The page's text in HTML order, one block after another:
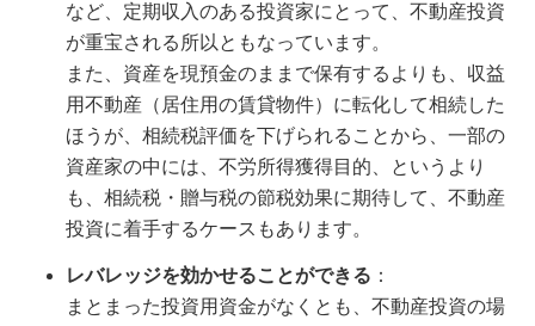
など、定期収入のある投資家にとって、不動産投資
が重宝される所以ともなっています。
また、資産を現預金のままで保有するよりも、収益
用不動産（居住用の賃貸物件）に転化して相続した
ほうが、相続税評価を下げられることから、一部の
資産家の中には、不労所得獲得目的、というより
も、相続税・贈与税の節税効果に期待して、不動産
投資に着手するケースもあります。
レバレッジを効かせることができる ：
まとまった投資用資金がなくとも、不動産投資の場